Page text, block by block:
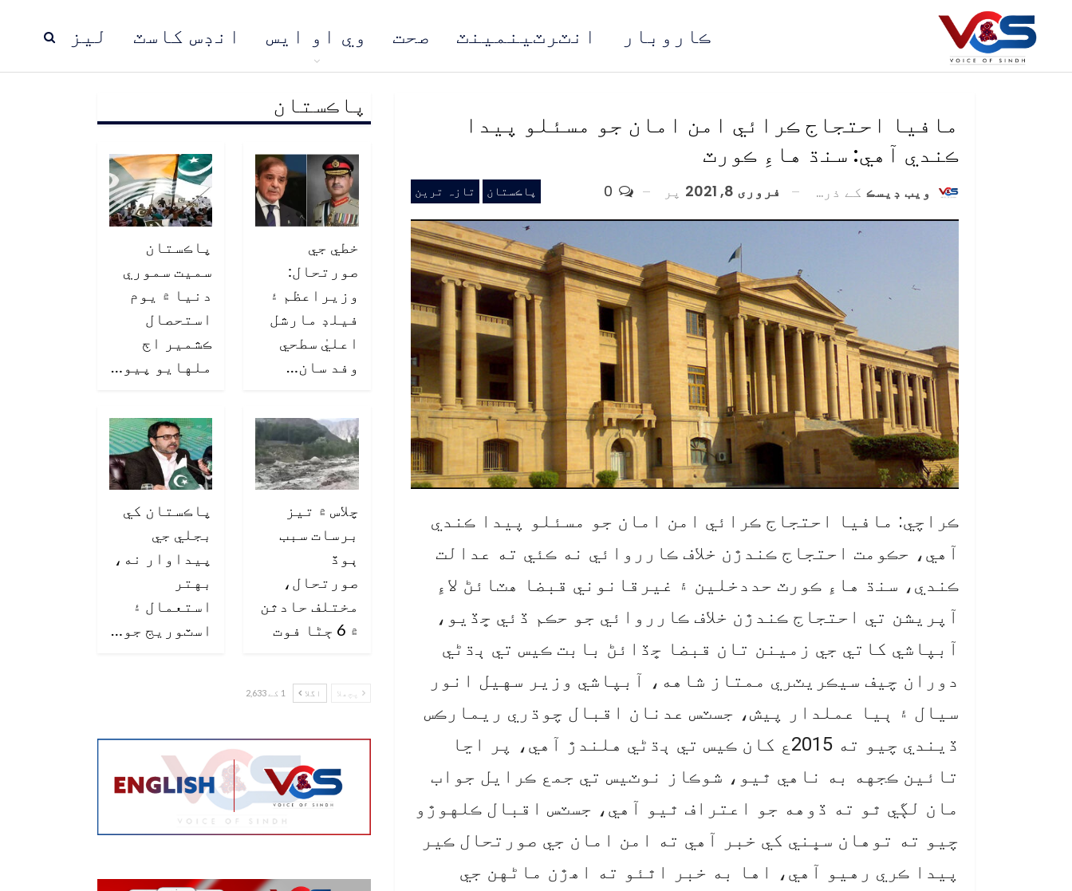
ليز انڊس کاسٽ وي او ايس صحت انٽرٽينمينٽ ڪاروبار
پاڪستان مُنڍ
مافيا احتجاج ڪرائي امن امان جو مسئلو پيدا
ڪندي آهي: سنڌ هاءِ ڪورٽ
پاڪستان تازہ ترین ويب ڊيسڪ کے ذریعہ فروری 8, 2021 پر
ڪراچي: مافيا احتجاج ڪرائي امن امان جو مسئلو پيدا ڪندي
آهي، حڪومت احتجاج ڪندڙن خلاف ڪارروائي نه ڪئي ته عدالت
ڪندي، سنڌ هاءِ ڪورٽ حددخلين ۽ غيرقانوني قبضا هٽائڻ لاءِ
آپريشن تي احتجاج ڪندڙن خلاف ڪارروائي جو حڪم ڏئي ڇڏيو،
آبپاشي کاتي جي زمينن تان قبضا ڇڏائڻ بابت ڪيس تي ٻڌڻي
دوران چيف سيڪريٽري ممتاز شاهه، آبپاشي وزير سهيل انور
سيال ۽ ٻيا عملدار پيش، جسٽس عدنان اقبال چوڌري ريمارڪس
ڏيندي چيو ته 2015ع کان ڪيس تي ٻڌڻي هلندڙ آهي، پر اڃا
تائين ڪجهه به ناهي ٿيو، شوڪاز نوٽيس تي جمع ڪرايل جواب
مان لڳي ٿو ته ڏوهه جو اعتراف ٿيو آهي، جسٽس اقبال ڪلهوڙو
چيو ته توهان سڀني کي خبر آهي ته امن امان جي صورتحال ڪير
پيدا ڪري رهيو آهي، اها به خبر اٿئو ته اهڙن ماڻهن جي
پاڪستان
خطي جي
صورتحال:
وزيراعظم ۽
فيلڊ مارشل
اعليٰ سطحي
وفد سان…
پاڪستان
سميت سموري
دنيا ۾ يوم
استحصال
ڪشمير اڄ
ملهايو پيو…
چلاس ۾ تيز
برسات سبب
ٻوڏ
صورتحال،
مختلف حادثن
۾ 6 ڄڻا فوت
پاڪستان کي
بجلي جي
پيداوار نه،
بهتر
استعمال ۽
اسٽوريج جو…
پچھلا اگلا 1 کے 2,633